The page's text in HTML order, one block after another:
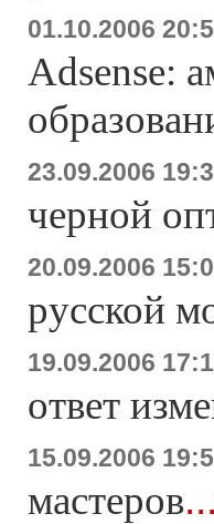
01.10.2006
Adsense:
23.09.2006
черной
20.09.2006
русской
19.09.2006
ответ
15.09.2006
мастеров